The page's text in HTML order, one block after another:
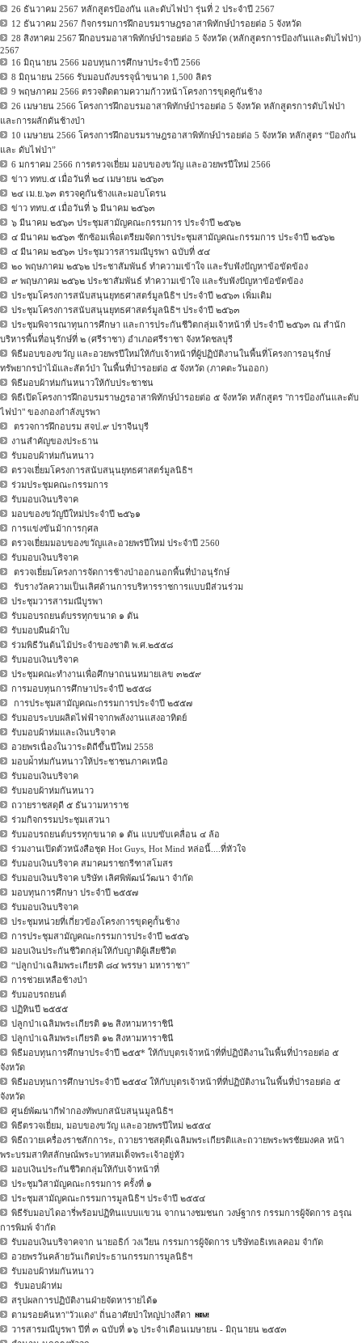
26 ธันวาคม 2567 หลักสูตรป้องกัน และดับไฟป่า รุ่นที่ 2 ประจำปี 2567
12 ธันวาคม 2567 กิจกรรมการฝึกอบรมราษฎรอาสาพิทักษ์ป่ารอยต่อ 5 จังหวัด
28 สิงหาคม 2567 ฝึกอบรมอาสาพิทักษ์ป่ารอยต่อ 5 จังหวัด (หลักสูตรการป้องกันและดับไฟป่า)
2567
16 มิถุนายน 2566 มอบทุนการศึกษาประจําปี 2566
8 มิถุนายน 2566 รับมอบถังบรรจุน้ําขนาด 1,500 ลิตร
9 พฤษภาคม 2566 ตรวจติดตามความก้าวหน้าโครงการขุดคูกันช้าง
26 เมษายน 2566 โครงการฝึกอบรมอาสาพิทักษ์ป่ารอยต่อ 5 จังหวัด หลักสูตรการดับไฟป่า
และการผลักดันช้างป่า
10 เมษายน 2566 โครงการฝึกอบรมราษฎรอาสาพิทักษ์ป่ารอยต่อ 5 จังหวัด หลักสูตร “ป้องกัน
และ ดับไฟป่า”
6 มกราคม 2566 การตรวจเยี่ยม มอบของขวัญ และอวยพรปีใหม่ 2566
ข่าว ททบ.๕ เมื่อวันที่ ๒๔ เมษายน ๒๕๖๓
๒๔ เม.ย.๖๓ ตรวจคูกันช้างและมอบโดรน
ข่าว ททบ.๕ เมื่อวันที่ ๖ มีนาคม ๒๕๖๓
๖ มีนาคม ๒๕๖๓ ประชุมสามัญคณะกรรมการ ประจำปี ๒๕๖๒
๔ มีนาคม ๒๕๖๓ ซักซ้อมเพื่อเตรียมจัดการประชุมสามัญคณะกรรมการ ประจำปี ๒๕๖๒
๔ มีนาคม ๒๕๖๓ ประชุมวารสารมณีบูรพา ฉบับที่ ๕๔
๒๐ พฤษภาคม ๒๕๖๒ ประชาสัมพันธ์ ทำความเข้าใจ และรับฟังปัญหาข้อขัดข้อง
๙ พฤษภาคม ๒๕๖๒ ประชาสัมพันธ์ ทำความเข้าใจ และรับฟังปัญหาข้อขัดข้อง
ประชุมโครงการสนับสนุนยุทธศาสตร์มูลนิธิฯ ประจำปี ๒๕๖๓ เพิ่มเติม
ประชุมโครงการสนับสนุนยุทธศาสตร์มูลนิธิฯ ประจำปี ๒๕๖๓
ประชุมพิจารณาทุนการศึกษา และการประกันชีวิตกลุ่มเจ้าหน้าที่ ประจำปี ๒๕๖๓ ณ สำนัก
บริหารพื้นที่อนุรักษ์ที่ ๒ (ศรีราชา) อำเภอศรีราชา จังหวัดชลบุรี
พิธีมอบของขวัญ และอวยพรปีใหม่ให้กับเจ้าหน้าที่ผู้ปฏิบัติงานในพื้นที่โครงการอนุรักษ์
ทรัพยากรป่าไม้และสัตว์ป่า ในพื้นที่ป่ารอยต่อ ๕ จังหวัด (ภาคตะวันออก)
พิธีมอบผ้าห่มกันหนาวให้กับประชาชน
พิธีเปิดโครงการฝึกอบรมราษฎรอาสาพิทักษ์ป่ารอยต่อ ๕ จังหวัด หลักสูตร "การป้องกันและดับ
ไฟป่า" ของกองกำลังบูรพา
ตรวจการฝึกอบรม สจป.๙ ปราจีนบุรี
งานสำคัญของประธาน
รับมอบผ้าห่มกันหนาว
ตรวจเยี่ยมโครงการสนับสนุนยุทธศาสตร์มูลนิธิฯ
ร่วมประชุมคณะกรรมการ
รับมอบเงินบริจาค
มอบของขวัญปีใหม่ประจำปี ๒๕๖๑
การแข่งขันม้าการกุศล
ตรวจเยี่ยมมอบของขวัญและอวยพรปีใหม่ ประจำปี 2560
รับมอบเงินบริจาค
ตรวจเยี่ยมโครงการจัดการช้างป่าออกนอกพื้นที่ป่าอนุรักษ์
รับรางวัลความเป็นเลิศด้านการบริหารราชการแบบมีส่วนร่วม
ประชุมวารสารมณีบูรพา
รับมอบรถยนต์บรรทุกขนาด ๑ ตัน
รับมอบผืนผ้าใบ
ร่วมพิธีวันต้นไม้ประจำของชาติ พ.ศ.๒๕๕๘
รับมอบเงินบริจาค
ประชุมคณะทำงานเพื่อศึกษาถนนหมายเลข ๓๒๕๙
การมอบทุนการศึกษาประจำปี ๒๕๕๘
การประชุมสามัญคณะกรรมการประจำปี ๒๕๕๗
รับมอบระบบผลิตไฟฟ้าจากพลังงานแสงอาทิตย์
รับมอบผ้าห่มและเงินบริจาค
อวยพรเนื่องในวาระดิถีขึ้นปีใหม่ 2558
มอบผ่้าห่มกันหนาวให้ประชาชนภาคเหนือ
รับมอบเงินบริจาค
รับมอบผ้าห่มกันหนาว
ถวายราชสดุดี ๕ ธันวามหาราช
ร่วมกิจกรรมประชุมเสวนา
รับมอบรถยนต์บรรทุกขนาด ๑ ตัน แบบขับเคลื่อน ๔ ล้อ
ร่วมงานเปิดตัวหนังสือชุด Hot Guys, Hot Mind หล่อนี้....ที่หัวใจ
รับมอบเงินบริจาค สมาคมราชกรีฑาสโมสร
รับมอบเงินบริจาค บริษัท เลิศพิพัฒน์วัฒนา จำกัด
มอบทุนการศึกษา ประจำปี ๒๕๕๗
รับมอบเงินบริจาค
ประชุมหน่วยที่เกี่ยวข้องโครงการขุดคูกั้นช้าง
การประชุมสามัญคณะกรรมการประจำปี ๒๕๕๖
มอบเงินประกันชีวิตกลุ่มให้กับญาติผู้เสียชีวิต
“ปลูกป่าเฉลิมพระเกียรติ ๘๔ พรรษา มหาราชา”
การช่วยเหลือช้างป่า
รับมอบรถยนต์
ปฏิทินปี ๒๕๕๕
ปลูกป่าเฉลิมพระเกียรติ ๑๒ สิงหามหาราชินี
ปลูกป่าเฉลิมพระเกียรติ ๑๒ สิงหามหาราชินี
พิธีมอบทุนการศึกษาประจำปี ๒๕๕* ให้กับบุตรเจ้าหน้าที่ที่ปฏิบัติงานในพื้นที่ป่ารอยต่อ ๕
จังหวัด
พิธีมอบทุนการศึกษาประจำปี ๒๕๕๔ ให้กับบุตรเจ้าหน้าที่ที่ปฏิบัติงานในพื้นที่ป่ารอยต่อ ๕
จังหวัด
ศูนย์พัฒนากีฬากองทัพบกสนับสนุนมูลนิธิฯ
พิธีตรวจเยี่ยม, มอบของขวัญ และอวยพรปีใหม่ ๒๕๕๔
พิธีถวายเครื่องราชสักการะ, ถวายราชสดุดีเฉลิมพระเกียรติและถวายพระพรชัยมงคล หน้า
พระบรมสาทิสลักษณ์พระบาทสมเด็จพระเจ้าอยู่หัว
มอบเงินประกันชีวิตกลุ่มให้กับเจ้าหน้าที่
ประชุมวิสามัญคณะกรรมการ ครั้งที่ ๑
ประชุมสามัญคณะกรรมการมูลนิธิฯ ประจำปี ๒๕๕๔
พิธีรับมอบไดอารี่พร้อมปฏิทินแบบแขวน จากนางชมชนก วงษ์ฐากร กรรมการผู้จัดการ อรุณ
การพิมพ์ จำกัด
รับมอบเงินบริจาคจาก นายอธิก์ วงเวียน กรรมการผู้จัดการ บริษัทอธิเทเลคอม จำกัด
อวยพรวันคล้ายวันเกิดประธานกรรมการมูลนิธิฯ
รับมอบผ้าห่มกันหนาว
รับมอบผ้าห่ม
สรุปผลการปฏิบัติงานฝ่ายจัดหารายได้๑
ตามรอยค้นหา"วัวแดง" ถิ่นอาศัยป่าใหญ่ปางสีดา
วารสารมณีบูรพา ปีที่ ๓ ฉบับที่ ๑๖ ประจำเดือนเมษายน - มิถุนายน ๒๕๕๓